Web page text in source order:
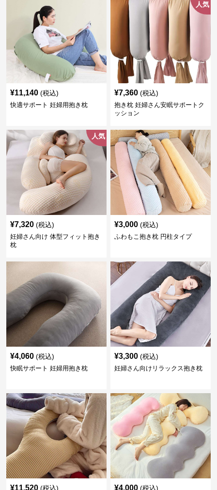
¥11,140 (税込)
快適サポート 妊婦用抱き枕
人気
¥7,360 (税込)
抱き枕 妊婦さん安眠サポートク
ッション
人気
¥7,320 (税込)
妊婦さん向け 体型フィット抱き
枕
¥3,000 (税込)
ふわもこ抱き枕 円柱タイプ
¥4,060 (税込)
快眠サポート 妊婦用抱き枕
¥3,300 (税込)
妊婦さん向けリラックス抱き枕
¥11,520 (税込) ¥4,000 (税込)